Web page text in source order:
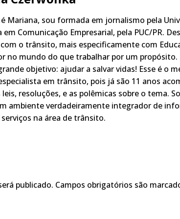
Mariana, sou formada em jornalismo pela
em Comunicação Empresarial, pela PUC/PR.
o trânsito, mais especificamente com
no mundo do que trabalhar por um
objetivo: ajudar a salvar vidas! Esse é o
em trânsito, pois já são 11 anos
resoluções, e as polêmicas sobre o tema.
ambiente verdadeiramente integrador de
na área de trânsito.
publicado. Campos obrigatórios são